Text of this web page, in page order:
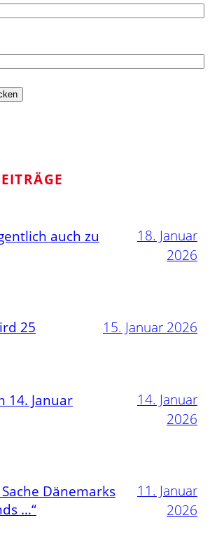
auch zu
18. Januar
2026
25 15. Januar 2026
14. Januar
14. Januar
2026
Dänemarks
…“
11. Januar
2026